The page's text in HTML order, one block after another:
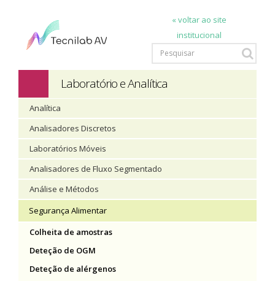
« voltar ao site
institucional
Laboratório e Analítica
Analítica
Analisadores Discretos
Laboratórios Móveis
Analisadores de Fluxo Segmentado
Análise e Métodos
Segurança Alimentar
Colheita de amostras
Deteção de OGM
Deteção de alérgenos